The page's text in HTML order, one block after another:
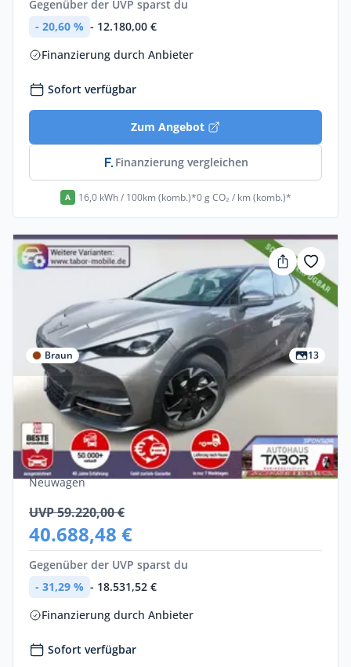
Gegenüber der UVP sparst du
- 20,60 % - 12.180,00 €
Finanzierung durch Anbieter
Sofort verfügbar
Zum Angebot
Finanzierung vergleichen
A 16,0 kWh / 100km (komb.)*0 g CO₂ / km (komb.)*
Braun 13
Gewerbe Neu
Cupra Tavascan 77 kWh Endurance Nav
SHZ ParkA Kessy
Elektro • Automatik • 285 PS (210 kW)
Neuwagen
UVP 59.220,00 €
40.688,48 €
Gegenüber der UVP sparst du
- 31,29 % - 18.531,52 €
Finanzierung durch Anbieter
Sofort verfügbar